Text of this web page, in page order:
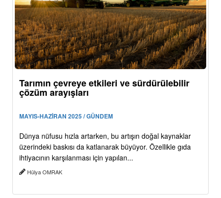
Tarımın çevreye etkileri ve sürdürülebilir
çözüm arayışları
MAYIS-HAZİRAN 2025 / GÜNDEM
Dünya nüfusu hızla artarken, bu artışın doğal kaynaklar
üzerindeki baskısı da katlanarak büyüyor. Özellikle gıda
ihtiyacının karşılanması için yapılan...
Hülya OMRAK